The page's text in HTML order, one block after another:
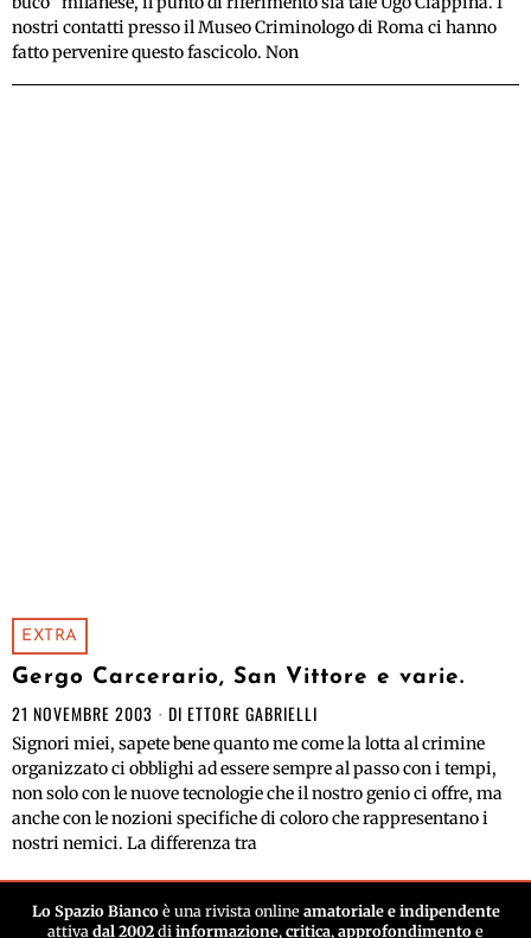
nostri contatti presso il Museo Criminologo di Roma ci hanno
fatto pervenire questo fascicolo. Non
EXTRA
Gergo Carcerario, San Vittore e varie.
21 NOVEMBRE 2003 DI ETTORE GABRIELLI
Signori miei, sapete bene quanto me come la lotta al crimine
organizzato ci obblighi ad essere sempre al passo con i tempi,
non solo con le nuove tecnologie che il nostro genio ci offre, ma
anche con le nozioni specifiche di coloro che rappresentano i
nostri nemici. La differenza tra
Lo Spazio Biancoè una rivista online amatoriale e indipendente
attiva dal 2002 di informazione, critica, approfondimento e